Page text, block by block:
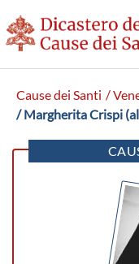
Cause dei Santi /
/ Margherita Crispi